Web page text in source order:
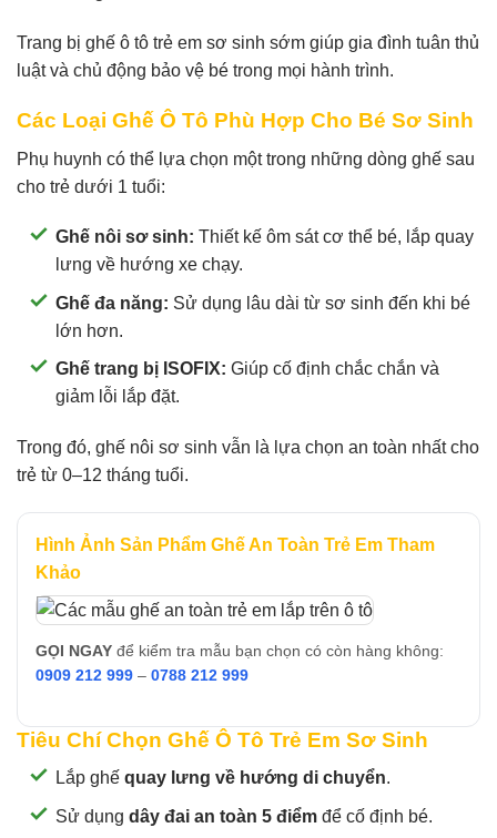
Trang bị ghế ô tô trẻ em sơ sinh sớm giúp gia đình tuân thủ
luật và chủ động bảo vệ bé trong mọi hành trình.
Các Loại Ghế Ô Tô Phù Hợp Cho Bé Sơ Sinh
Phụ huynh có thể lựa chọn một trong những dòng ghế sau
cho trẻ dưới 1 tuổi:
Ghế nôi sơ sinh: Thiết kế ôm sát cơ thể bé, lắp quay
lưng về hướng xe chạy.
Ghế đa năng: Sử dụng lâu dài từ sơ sinh đến khi bé
lớn hơn.
Ghế trang bị ISOFIX: Giúp cố định chắc chắn và
giảm lỗi lắp đặt.
Trong đó, ghế nôi sơ sinh vẫn là lựa chọn an toàn nhất cho
trẻ từ 0–12 tháng tuổi.
Hình Ảnh Sản Phẩm Ghế An Toàn Trẻ Em Tham
Khảo
GỌI NGAY để kiểm tra mẫu bạn chọn có còn hàng không:
0909 212 999 – 0788 212 999
Tiêu Chí Chọn Ghế Ô Tô Trẻ Em Sơ Sinh
Lắp ghế quay lưng về hướng di chuyển.
Sử dụng dây đai an toàn 5 điểm để cố định bé.